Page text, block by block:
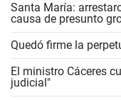
Santa María:
causa de presunto
Quedó firme la
El ministro Cáceres
judicial"